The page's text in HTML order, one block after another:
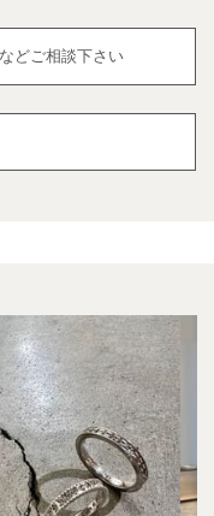
どご相談下さい